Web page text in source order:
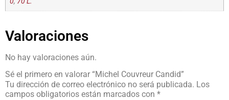
Valoraciones
No hay valoraciones aún.
Sé el primero en valorar “Michel Couvreur Candid”
Tu dirección de correo electrónico no será publicada. Los
campos obligatorios están marcados con *